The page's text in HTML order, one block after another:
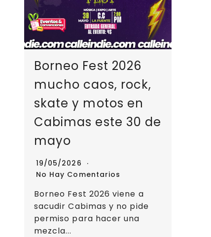
Borneo Fest 2026
mucho caos, rock,
skate y motos en
Cabimas este 30 de
mayo
19/05/2026
No Hay Comentarios
Borneo Fest 2026 viene a
sacudir Cabimas y no pide
permiso para hacer una
mezcla...